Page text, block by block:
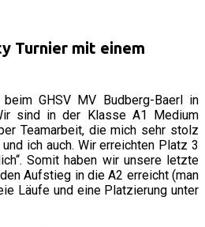
Turnier mit einem
GHSV MV Budberg-Baerl in
sind in der Klasse A1 Medium
Teamarbeit, die mich sehr stolz
ich auch. Wir erreichten Platz 3
Somit haben wir unsere letzte
Aufstieg in die A2 erreicht (man
Läufe und eine Platzierung unter